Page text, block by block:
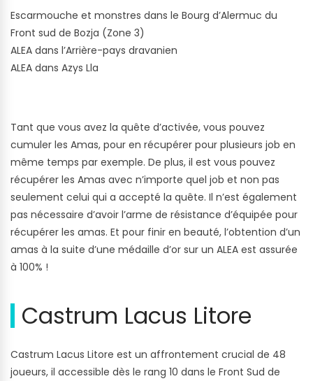
Escarmouche et monstres dans le Bourg d’Alermuc du
Front sud de Bozja (Zone 3)
ALEA dans l’Arrière-pays dravanien
ALEA dans Azys Lla
Tant que vous avez la quête d’activée, vous pouvez
cumuler les Amas, pour en récupérer pour plusieurs job en
même temps par exemple. De plus, il est vous pouvez
récupérer les Amas avec n’importe quel job et non pas
seulement celui qui a accepté la quête. Il n’est également
pas nécessaire d’avoir l’arme de résistance d’équipée pour
récupérer les amas. Et pour finir en beauté, l’obtention d’un
amas à la suite d’une médaille d’or sur un ALEA est assurée
à 100% !
Castrum Lacus Litore
Castrum Lacus Litore est un affrontement crucial de 48
joueurs, il accessible dès le rang 10 dans le Front Sud de